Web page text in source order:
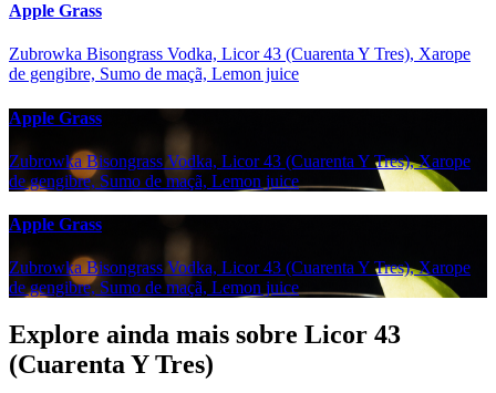
Apple Grass
Zubrowka Bisongrass Vodka, Licor 43 (Cuarenta Y Tres), Xarope
de gengibre, Sumo de maçã, Lemon juice
Apple Grass
Zubrowka Bisongrass Vodka, Licor 43 (Cuarenta Y Tres), Xarope
de gengibre, Sumo de maçã, Lemon juice
Apple Grass
Zubrowka Bisongrass Vodka, Licor 43 (Cuarenta Y Tres), Xarope
de gengibre, Sumo de maçã, Lemon juice
Explore ainda mais sobre Licor 43
(Cuarenta Y Tres)